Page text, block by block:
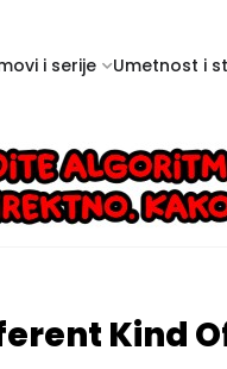
i serije Umetnost i
Kind